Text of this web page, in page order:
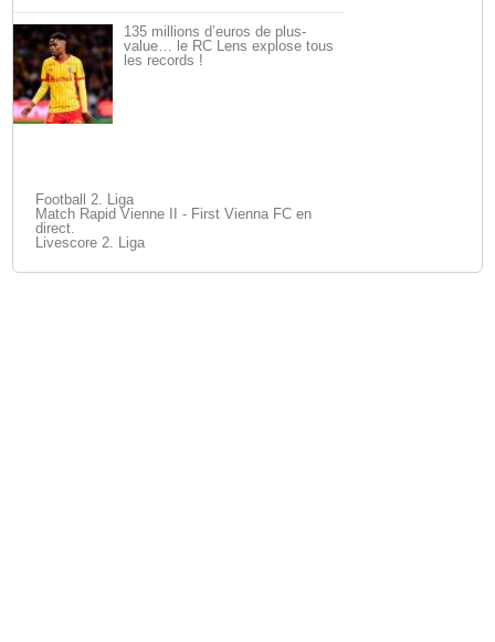
135 millions d’euros de plus-
value… le RC Lens explose tous
les records !
Football 2. Liga
Match Rapid Vienne II - First Vienna FC en
direct.
Livescore 2. Liga